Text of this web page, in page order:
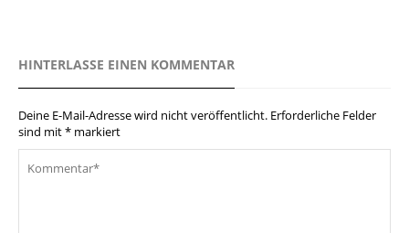
HINTERLASSE EINEN KOMMENTAR
Deine E-Mail-Adresse wird nicht veröffentlicht. Erforderliche Felder
sind mit* markiert